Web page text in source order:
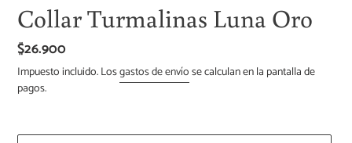
Collar Turmalinas Luna Oro
Precio
habitual
$26.900
Impuesto incluido. Losgastos de envíose calculan en la pantalla de
pagos.